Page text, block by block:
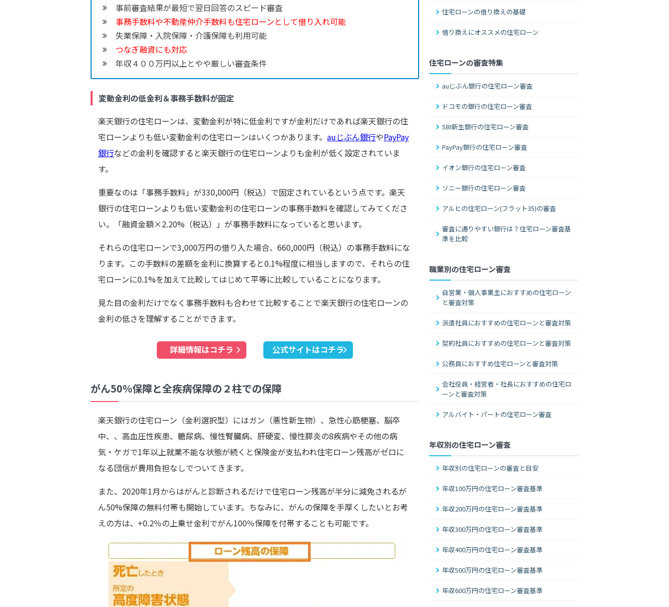
事前審査結果が最短で翌日回答のスピード審査
事務手数料や不動産仲介手数料も住宅ローンとして借り入れ可能
失業保障・入院保障・介護保障も利用可能
つなぎ融資にも対応
年収４００万円以上とやや厳しい審査条件
変動金利の低金利＆事務手数料が固定
楽天銀行の住宅ローンは、変動金利が特に低金利ですが金利だけであれば楽天銀行の住
宅ローンよりも低い変動金利の住宅ローンはいくつかあります。 auじぶん銀行やPayPay
銀行などの金利を確認すると楽天銀行の住宅ローンよりも金利が低く設定されていま
す。
重要なのは「事務手数料」が330,000円（税込）で固定されているという点です。楽天
銀行の住宅ローンよりも低い変動金利の住宅ローンの事務手数料を確認してみてくださ
い。「融資金額×2.20%（税込）」が事務手数料になっていると思います。
それらの住宅ローンで3,000万円の借り入た場合、660,000円（税込）の事務手数料にな
ります。この手数料の差額を金利に換算すると0.1%程度に相当しますので、それらの住
宅ローンに0.1%を加えて比較してはじめて平等に比較していることになります。
見た目の金利だけでなく事務手数料も合わせて比較することで楽天銀行の住宅ローンの
金利の低さを理解することができます。
詳細情報はコチラ 公式サイトはコチラ
がん50％保障と全疾病保障の２柱での保障
楽天銀行の住宅ローン（金利選択型）にはガン（悪性新生物）、急性心筋梗塞、脳卒
中、、高血圧性疾患、糖尿病、慢性腎臓病、肝硬変、慢性膵炎の8疾病やその他の病
気・ケガで1年以上就業不能な状態が続くと保険金が支払われ住宅ローン残高がゼロに
なる団信が費用負担なしでついてきます。
また、2020年1月からはがんと診断されるだけで住宅ローン残高が半分に減免されるが
ん50%保障の無料付帯も開始しています。ちなみに、がんの保障を手厚くしたいとお考
えの方は、+0.2％の上乗せ金利でがん100％保障を付帯することも可能です。
住宅ローンの借り換えの基礎
借り換えにオススメの住宅ローン
住宅ローンの審査特集
auじぶん銀行の住宅ローン審査
ドコモの銀行の住宅ローン審査
SBI新生銀行の住宅ローン審査
PayPay銀行の住宅ローン審査
イオン銀行の住宅ローン審査
ソニー銀行の住宅ローン審査
アルヒの住宅ローン(フラット35)の審査
審査に通りやすい銀行は？住宅ローン審査基
準を比較
職業別の住宅ローン審査
自営業・個人事業主におすすめの住宅ローン
と審査対策
派遣社員におすすめの住宅ローンと審査対策
契約社員におすすめの住宅ローンと審査対策
公務員におすすめ住宅ローンと審査対策
会社役員・経営者・社長におすすめの住宅ロ
ーンと審査対策
アルバイト・パートの住宅ローン審査
年収別の住宅ローン審査
年収別の住宅ローンの審査と目安
年収100万円の住宅ローン審査基準
年収200万円の住宅ローン審査基準
年収300万円の住宅ローン審査基準
年収400万円の住宅ローン審査基準
年収500万円の住宅ローン審査基準
年収600万円の住宅ローン審査基準